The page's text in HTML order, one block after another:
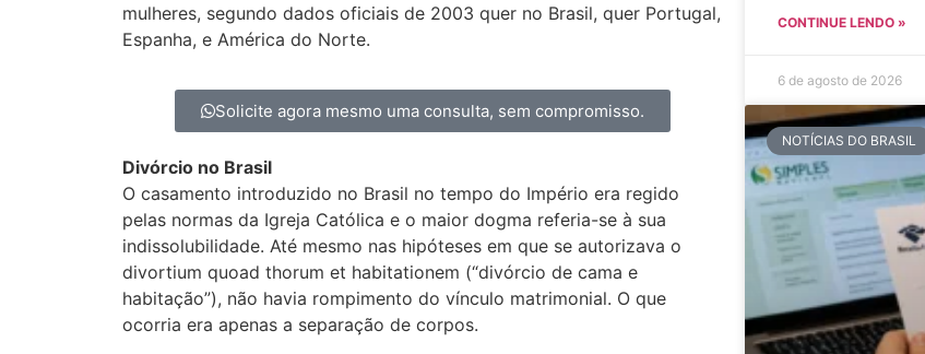
mulheres, segundo dados oficiais de 2003 quer no Brasil, quer Portugal,
Espanha, e América do Norte.
Solicite agora mesmo uma consulta, sem compromisso.
Divórcio no Brasil
O casamento introduzido no Brasil no tempo do Império era regido
pelas normas da Igreja Católica e o maior dogma referia-se à sua
indissolubilidade. Até mesmo nas hipóteses em que se autorizava o
divortium quoad thorum et habitationem (“divórcio de cama e
habitação”), não havia rompimento do vínculo matrimonial. O que
ocorria era apenas a separação de corpos.
CONTINUE LENDO »
6 de agosto de 2026
NOTÍCIAS DO BRASIL